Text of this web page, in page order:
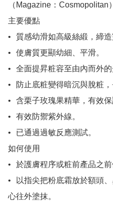
（Magazine：Cosmopolitan）
主要優點
•	質感幼滑如高級絲緞，締造完美無瑕與散發光芒的底粧。
•	使膚質更顯幼細、平滑。
•	全面提昇粧容至由內而外的光芒，使粧容立體透亮。
•	防止底粧變得暗沉與脫粧，長時間持續美麗粧容。
•	含栗子玫瑰果精華，有效保護肌膚免受氧化侵害。
•	有效防禦紫外線。
•	已通過過敏反應測試。
如何使用
•	於護膚程序或粧前產品之前使用。
•	以指尖把粉底霜放於額頭、鼻子、下巴和雙頰。從臉的中
心往外塗抹。